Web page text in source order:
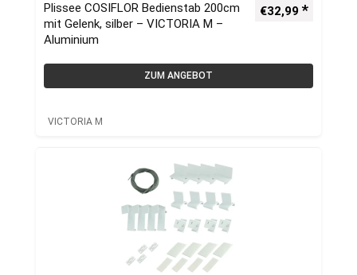
Plissee COSIFLOR Bedienstab 200cm
mit Gelenk, silber – VICTORIA M –
Aluminium
€32,99
ZUM ANGEBOT
VICTORIA M